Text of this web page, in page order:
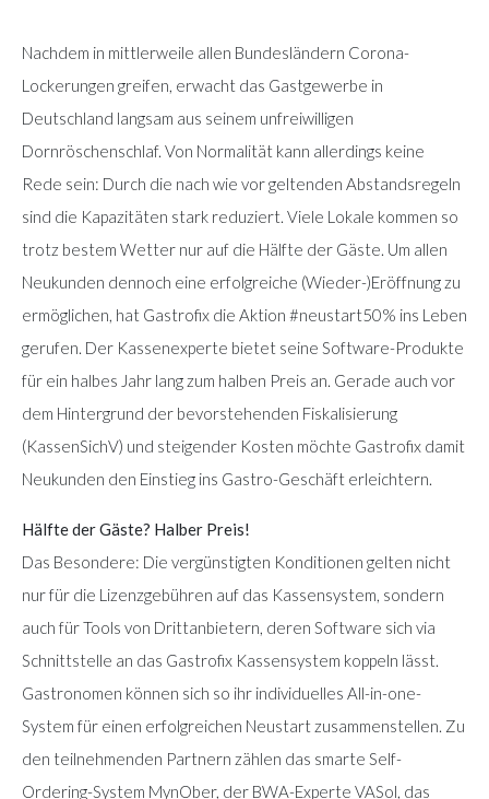
Nachdem in mittlerweile allen Bundesländern Corona-
Lockerungen greifen, erwacht das Gastgewerbe in
Deutschland langsam aus seinem unfreiwilligen
Dornröschenschlaf. Von Normalität kann allerdings keine
Rede sein: Durch die nach wie vor geltenden Abstandsregeln
sind die Kapazitäten stark reduziert. Viele Lokale kommen so
trotz bestem Wetter nur auf die Hälfte der Gäste. Um allen
Neukunden dennoch eine erfolgreiche (Wieder-)Eröffnung zu
ermöglichen, hat Gastrofix die Aktion #neustart50% ins Leben
gerufen. Der Kassenexperte bietet seine Software-Produkte
für ein halbes Jahr lang zum halben Preis an. Gerade auch vor
dem Hintergrund der bevorstehenden Fiskalisierung
(KassenSichV) und steigender Kosten möchte Gastrofix damit
Neukunden den Einstieg ins Gastro-Geschäft erleichtern.
Hälfte der Gäste? Halber Preis!
Das Besondere: Die vergünstigten Konditionen gelten nicht
nur für die Lizenzgebühren auf das Kassensystem, sondern
auch für Tools von Drittanbietern, deren Software sich via
Schnittstelle an das Gastrofix Kassensystem koppeln lässt.
Gastronomen können sich so ihr individuelles All-in-one-
System für einen erfolgreichen Neustart zusammenstellen. Zu
den teilnehmenden Partnern zählen das smarte Self-
Ordering-System MynOber, der BWA-Experte VASol, das